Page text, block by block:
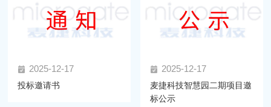
2025-12-17
投标邀请书
2025-12-17
麦捷科技智慧园二期项目邀
标公示